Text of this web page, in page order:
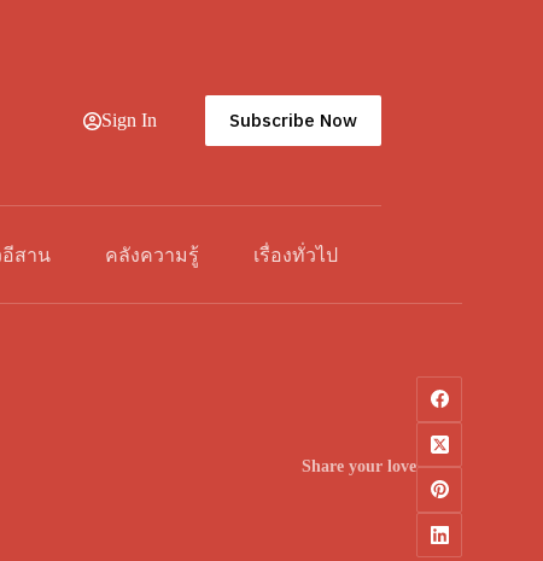
Sign In Subscribe Now
อีสาน คลังความรู้ เรื่องทั่วไป
Share your love